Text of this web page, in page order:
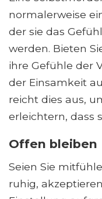
normalerweise
der sie das
werden. Bieten
ihre Gefühle der
der Einsamkeit
reicht dies aus,
erleichtern, dass
Offen bleiben
Seien Sie
ruhig,